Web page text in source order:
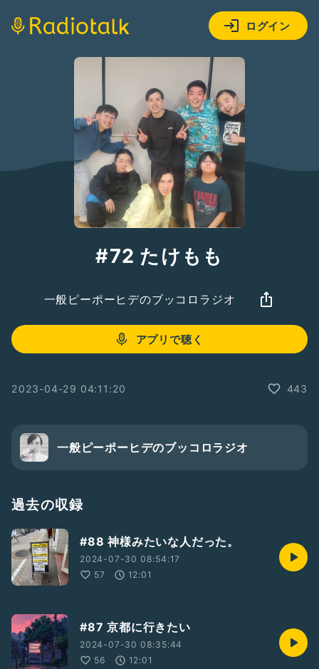
ログイン
#72 たけもも
一般ピーポーヒデのブッコロラジオ
アプリで聴く
2023-04-29 04:11:20 443
一般ピーポーヒデのブッコロラジオ
過去の収録
#88 神様みたいな人だった。
2024-07-30 08:54:17
57
12:01
#87 京都に行きたい
2024-07-30 08:35:44
56
12:01